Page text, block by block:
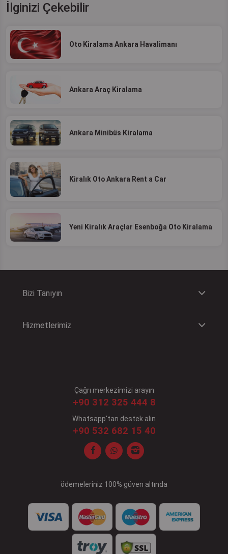
İlginizi Çekebilir
Oto Kiralama Ankara Havalimanı
Ankara Araç Kiralama
Ankara Minibüs Kiralama
Kiralık Oto Ankara Rent a Car
Yeni Kiralık Araçlar Esenboğa Oto Kiralama
Bizi Tanıyın
Hizmetlerimiz
Çağrı merkezimizi arayın
+90 312 325 444 8
Whatsapp'tan destek alın
+90 532 682 15 40
ödemeleriniz 100% güven altında